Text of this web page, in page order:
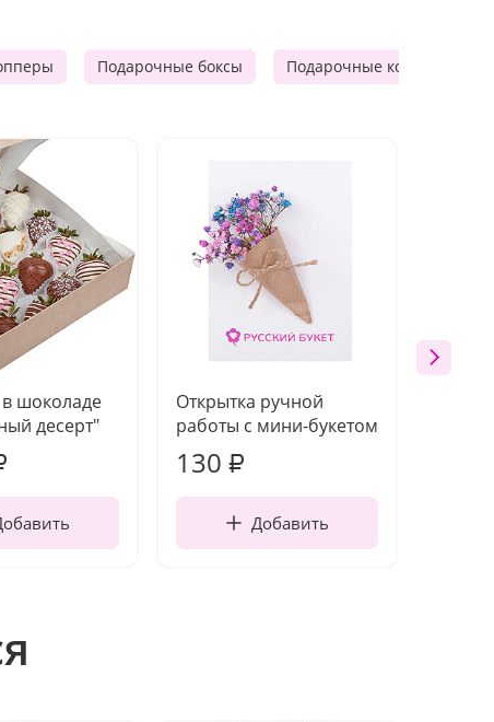
Подарочные боксы Подарочные корзины
шоколаде
десерт"
Открытка ручной
работы с мини-букетом
130 ₽
Добавить